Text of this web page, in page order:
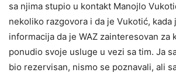
sa njima stupio u kontakt Manojlo
nekoliko razgovora i da je Vukotić, kada
informacija da je WAZ zainteresovan za
ponudio svoje usluge u vezi sa tim. Ja
bio rezervisan, nismo se poznavali, ali